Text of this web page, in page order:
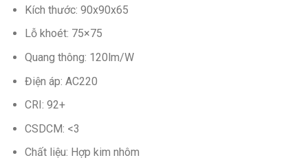
Kích thước: 90x90x65
Lỗ khoét: 75×75
Quang thông: 120lm/W
Điện áp: AC220
CRI: 92+
CSDCM: <3
Chất liệu: Hợp kim nhôm